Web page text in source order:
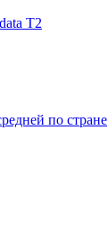
T2
по стране